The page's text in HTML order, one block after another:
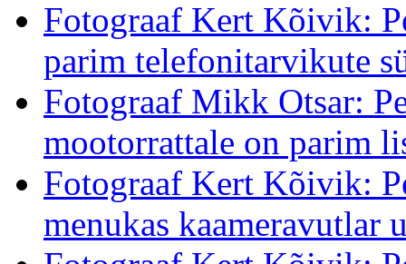
Fotograaf Kert Kõivik:
parim telefonitarvikute
Fotograaf Mikk Otsar:
mootorrattale on parim
Fotograaf Kert Kõivik:
menukas kaameravutlar